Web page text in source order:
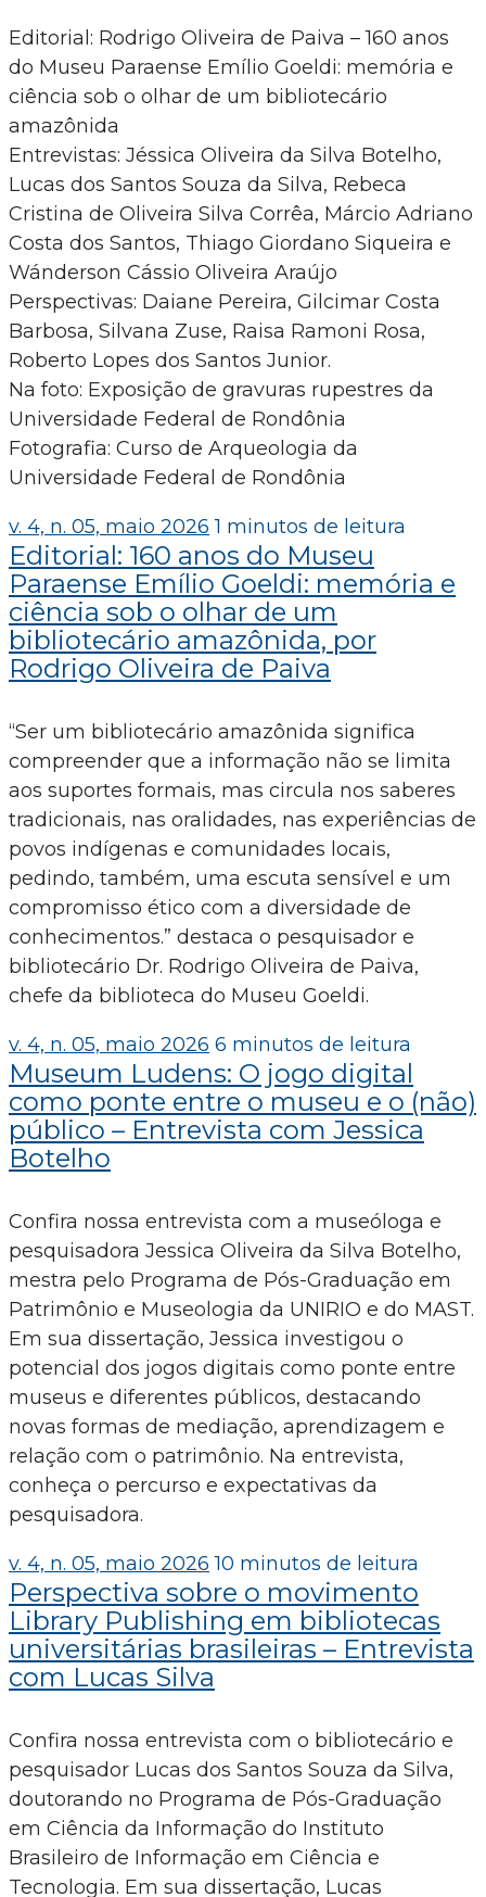
Editorial: Rodrigo Oliveira de Paiva – 160 anos
do Museu Paraense Emílio Goeldi: memória e
ciência sob o olhar de um bibliotecário
amazônida
Entrevistas: Jéssica Oliveira da Silva Botelho,
Lucas dos Santos Souza da Silva, Rebeca
Cristina de Oliveira Silva Corrêa, Márcio Adriano
Costa dos Santos, Thiago Giordano Siqueira e
Wánderson Cássio Oliveira Araújo
Perspectivas: Daiane Pereira, Gilcimar Costa
Barbosa, Silvana Zuse, Raisa Ramoni Rosa,
Roberto Lopes dos Santos Junior.
Na foto: Exposição de gravuras rupestres da
Universidade Federal de Rondônia
Fotografia: Curso de Arqueologia da
Universidade Federal de Rondônia
v. 4, n. 05, maio 2026 1 minutos de leitura
Editorial: 160 anos do Museu
Paraense Emílio Goeldi: memória e
ciência sob o olhar de um
bibliotecário amazônida, por
Rodrigo Oliveira de Paiva
“Ser um bibliotecário amazônida significa
compreender que a informação não se limita
aos suportes formais, mas circula nos saberes
tradicionais, nas oralidades, nas experiências de
povos indígenas e comunidades locais,
pedindo, também, uma escuta sensível e um
compromisso ético com a diversidade de
conhecimentos.” destaca o pesquisador e
bibliotecário Dr. Rodrigo Oliveira de Paiva,
chefe da biblioteca do Museu Goeldi.
v. 4, n. 05, maio 2026 6 minutos de leitura
Museum Ludens: O jogo digital
como ponte entre o museu e o (não)
público – Entrevista com Jessica
Botelho
Confira nossa entrevista com a museóloga e
pesquisadora Jessica Oliveira da Silva Botelho,
mestra pelo Programa de Pós-Graduação em
Patrimônio e Museologia da UNIRIO e do MAST.
Em sua dissertação, Jessica investigou o
potencial dos jogos digitais como ponte entre
museus e diferentes públicos, destacando
novas formas de mediação, aprendizagem e
relação com o patrimônio. Na entrevista,
conheça o percurso e expectativas da
pesquisadora.
v. 4, n. 05, maio 2026 10 minutos de leitura
Perspectiva sobre o movimento
Library Publishing em bibliotecas
universitárias brasileiras – Entrevista
com Lucas Silva
Confira nossa entrevista com o bibliotecário e
pesquisador Lucas dos Santos Souza da Silva,
doutorando no Programa de Pós-Graduação
em Ciência da Informação do Instituto
Brasileiro de Informação em Ciência e
Tecnologia. Em sua dissertação, Lucas